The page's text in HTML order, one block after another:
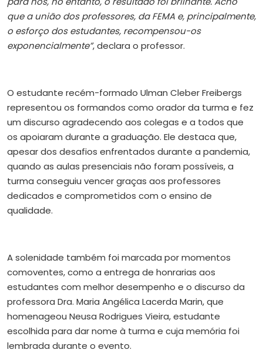
que a união dos professores, da FEMA e, principalmente,
o esforço dos estudantes, recompensou-os
exponencialmente”, declara o professor.
O estudante recém-formado Ulman Cleber Freibergs
representou os formandos como orador da turma e fez
um discurso agradecendo aos colegas e a todos que
os apoiaram durante a graduação. Ele destaca que,
apesar dos desafios enfrentados durante a pandemia,
quando as aulas presenciais não foram possíveis, a
turma conseguiu vencer graças aos professores
dedicados e comprometidos com o ensino de
qualidade.
A solenidade também foi marcada por momentos
comoventes, como a entrega de honrarias aos
estudantes com melhor desempenho e o discurso da
professora Dra. Maria Angélica Lacerda Marin, que
homenageou Neusa Rodrigues Vieira, estudante
escolhida para dar nome à turma e cuja memória foi
lembrada durante o evento.